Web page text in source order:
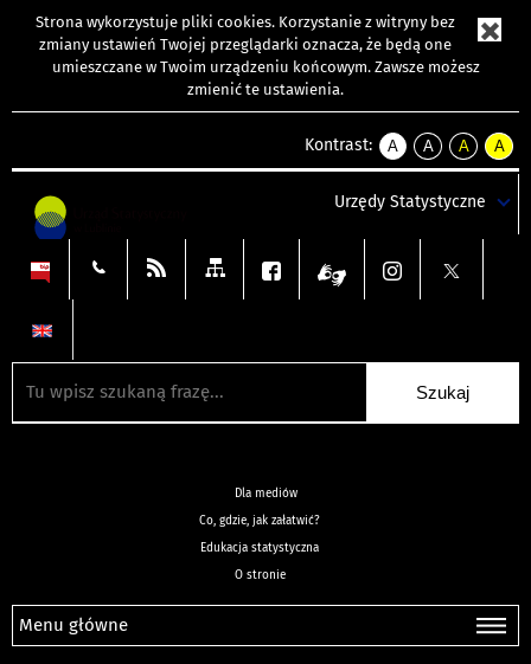
Strona wykorzystuje pliki cookies. Korzystanie z witryny bez
zmiany ustawień Twojej przeglądarki oznacza, że będą one
umieszczane w Twoim urządzeniu końcowym. Zawsze możesz
zmienić te ustawienia.
Kontrast:
A
kontrast
A
kontrast
tekst
czarnym
A
kontrast
tekst
czarnym
A
tekst
żółtym
Urzędy Statystyczne
Dla mediów
Co, gdzie, jak załatwić?
Edukacja statystyczna
O stronie
Menu główne